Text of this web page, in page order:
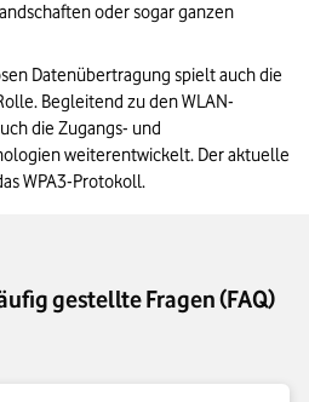
oder sogar ganzen
Datenübertragung spielt auch die
Begleitend zu den WLAN-
die Zugangs- und
weiterentwickelt. Der aktuelle
WPA3-Protokoll.
gestellte Fragen (FAQ)